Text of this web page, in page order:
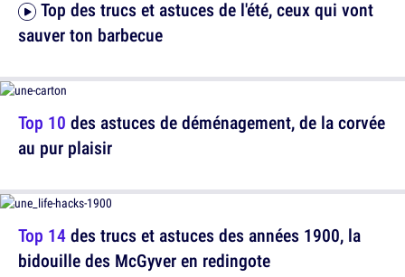
Top 10 des astuces de déménagement, de la corvée
au pur plaisir
sauver ton barbecue
Top 14des trucs et astuces des années 1900, la
bidouille des McGyver en redingote